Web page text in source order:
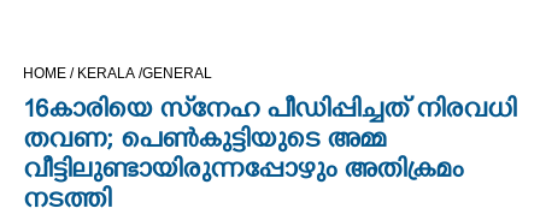
CINEMA
OPINION
HOME / KERALA /GENERAL
16കാരിയെ സ്‌നേഹ പീഡിപ്പിച്ചത് നിരവധി
തവണ; പെൺകുട്ടിയുടെ അമ്മ
വീട്ടിലുണ്ടായിരുന്നപ്പോഴും അതിക്രമം
നടത്തി